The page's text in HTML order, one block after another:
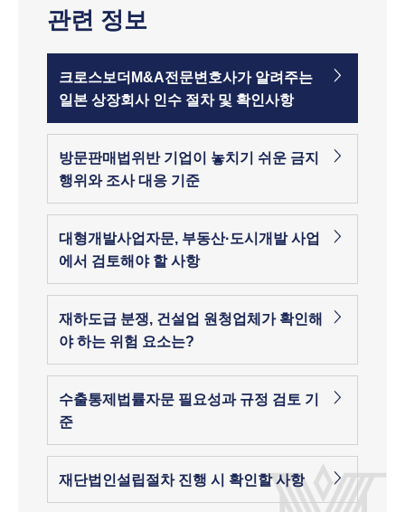
관련 정보
크로스보더M&A전문변호사가 알려주는
일본 상장회사 인수 절차 및 확인사항
방문판매법위반 기업이 놓치기 쉬운 금지
행위와 조사 대응 기준
대형개발사업자문, 부동산·도시개발 사업
에서 검토해야 할 사항
재하도급 분쟁, 건설업 원청업체가 확인해
야 하는 위험 요소는?
수출통제법률자문 필요성과 규정 검토 기
준
재단법인설립절차 진행 시 확인할 사항